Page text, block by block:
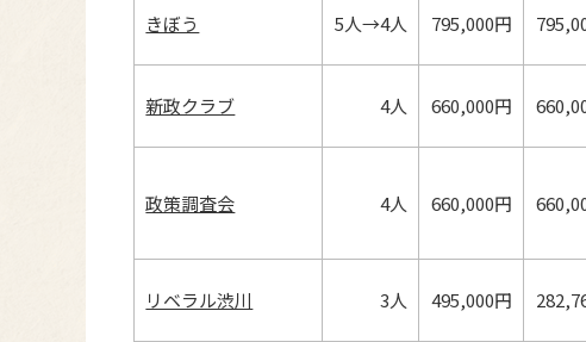
きぼう 5人→4人 795,000円
新政クラブ 4人 660,000円
政策調査会 4人 660,000円
リベラル渋川 3人 495,000円